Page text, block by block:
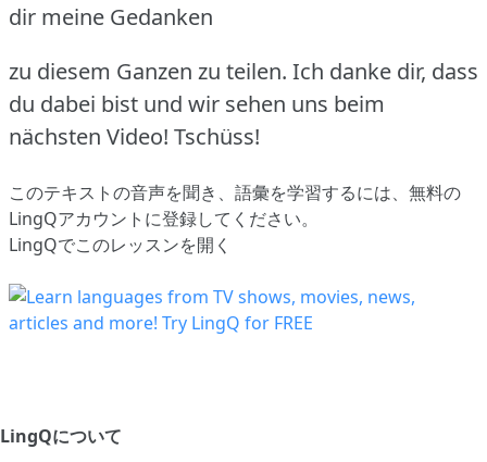
dir meine Gedanken
zu diesem Ganzen zu teilen. Ich danke dir, dass
du dabei bist und wir sehen uns beim
nächsten Video! Tschüss!
このテキストの音声を聞き、語彙を学習するには、 無料の
LingQアカウントに登録してください。
LingQでこのレッスンを開く
LingQについて